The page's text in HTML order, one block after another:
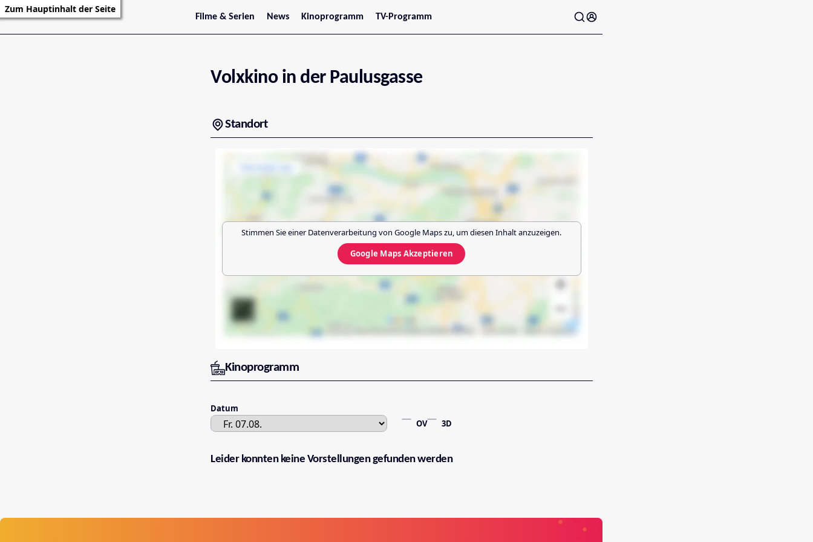
Zum Hauptinhalt der Seite
Filme & Serien
Trailer
Serienarchiv
News
Stars
Kinoprogramm
Jetzt im Kino
Niederösterreich
Oberösterreich
Tirol
TV-Programm
Volxkino in der Paulusgasse
Standort
Stimmen Sie einer Datenverarbeitung vonGoogle Mapszu, um diesen Inhalt anzuzeigen.
Google Maps Akzeptieren
Kinoprogramm
Datum
OV
3D
Leider konnten keine Vorstellungen gefunden werden